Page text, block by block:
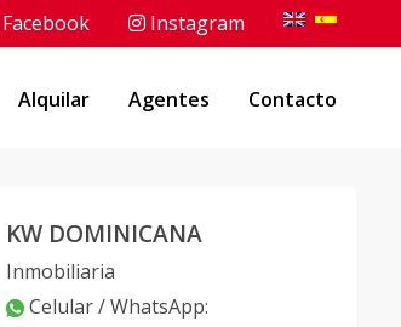
Facebook Instagram
Alquilar Agentes Contacto
KW DOMINICANA
Inmobiliaria
Celular / WhatsApp: